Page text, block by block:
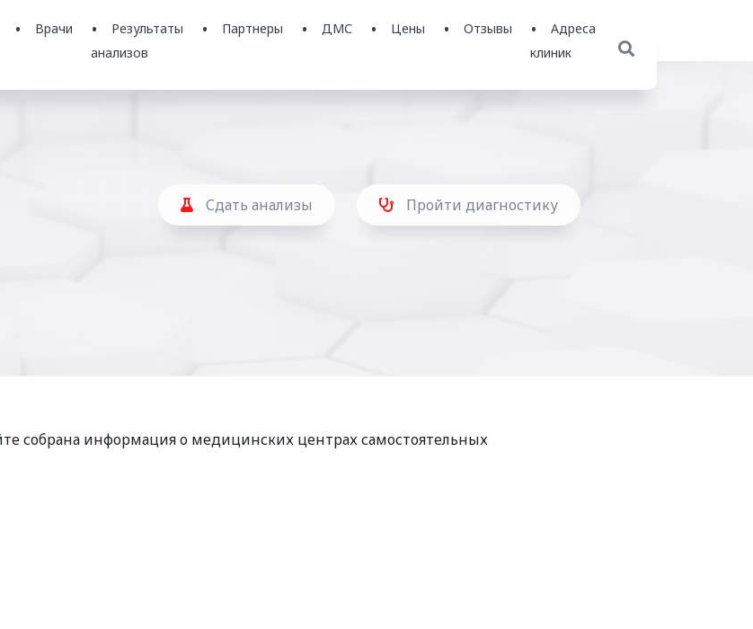
Врачи
Результаты
анализов
Партнеры ДМС Цены Отзывы
Адреса
клиник
Сдать анализы Пройти диагностику
собрана информация о медицинских центрах самостоятельных